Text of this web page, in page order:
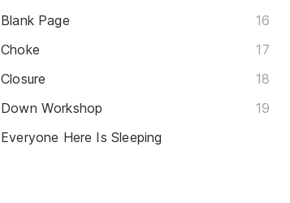
Blank Page
Choke
Closure
Down Workshop
Everyone Here Is Sleeping